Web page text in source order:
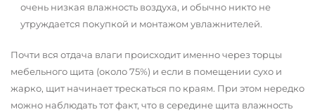
очень низкая влажность воздуха, и обычно никто не
утруждается покупкой и монтажом увлажнителей.
Почти вся отдача влаги происходит именно через торцы
мебельного щита (около 75%) и если в помещении сухо и
жарко, щит начинает трескаться по краям. При этом нередко
можно наблюдать тот факт, что в середине щита влажность